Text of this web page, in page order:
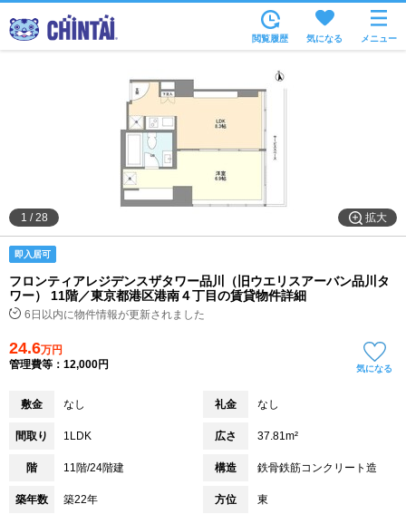
住所から
家賃相場から
通勤通学時間から
閲覧履歴 気になる メニュー
拡大
1 /28
即入居可
フロンティアレジデンスザタワー品川（旧ウエリスアーバン品川タ
ワー） 11階／東京都港区港南４丁目の賃貸物件詳細
6日以内に物件情報が更新されました
24.6万円
管理費等：12,000円
気になる
敷金 なし 礼金 なし
間取り 1LDK 広さ 37.81m²
階 11階/24階建 構造 鉄骨鉄筋コンクリート造
築年数 築22年 方位 東